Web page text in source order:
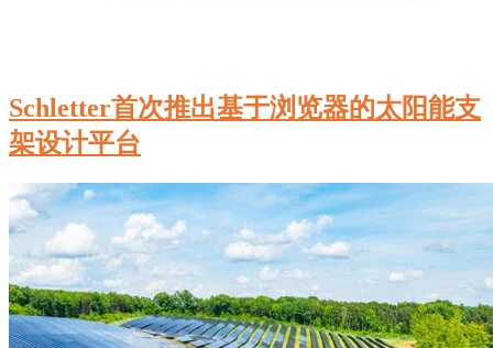
Schletter首次推出基于浏览器的太阳能支
架设计平台